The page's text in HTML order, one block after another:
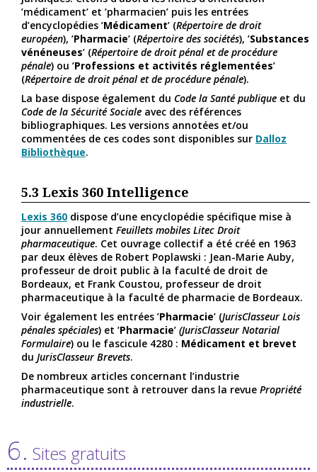
’médicament’ et ’pharmacien’ puis les entrées
d’encyclopédies ’Médicament’ (Répertoire de droit
européen), ’Pharmacie’ (Répertoire des sociétés), ’Substances
vénéneuses’ (Répertoire de droit pénal et de procédure
pénale) ou ’Professions et activités réglementées’
(Répertoire de droit pénal et de procédure pénale).
La base dispose également du Code la Santé publique et du
Code de la Sécurité Sociale avec des références
bibliographiques. Les versions annotées et/ou
commentées de ces codes sont disponibles sur Dalloz
Bibliothèque.
5.3 Lexis 360 Intelligence
Lexis 360 dispose d’une encyclopédie spécifique mise à
jour annuellement Feuillets mobiles Litec Droit
pharmaceutique. Cet ouvrage collectif a été créé en 1963
par deux élèves de Robert Poplawski : Jean-Marie Auby,
professeur de droit public à la faculté de droit de
Bordeaux, et Frank Coustou, professeur de droit
pharmaceutique à la faculté de pharmacie de Bordeaux.
Voir également les entrées ’Pharmacie’ (JurisClasseur Lois
pénales spéciales) et ’Pharmacie’ (JurisClasseur Notarial
Formulaire) ou le fascicule 4280 : Médicament et brevet
du JurisClasseur Brevets.
De nombreux articles concernant l’industrie
pharmaceutique sont à retrouver dans la revue Propriété
industrielle.
6. Sites gratuits